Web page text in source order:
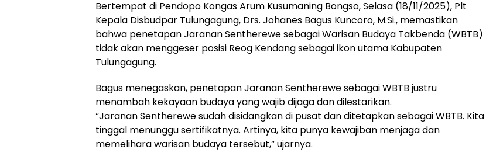
Bertempat di Pendopo Kongas Arum Kusumaning Bongso, Selasa (18/11/2025), Plt
Kepala Disbudpar Tulungagung, Drs. Johanes Bagus Kuncoro, M.Si., memastikan
bahwa penetapan Jaranan Sentherewe sebagai Warisan Budaya Takbenda (WBTB)
tidak akan menggeser posisi Reog Kendang sebagai ikon utama Kabupaten
Tulungagung.
Bagus menegaskan, penetapan Jaranan Sentherewe sebagai WBTB justru
menambah kekayaan budaya yang wajib dijaga dan dilestarikan.
“Jaranan Sentherewe sudah disidangkan di pusat dan ditetapkan sebagai WBTB. Kita
tinggal menunggu sertifikatnya. Artinya, kita punya kewajiban menjaga dan
memelihara warisan budaya tersebut,” ujarnya.